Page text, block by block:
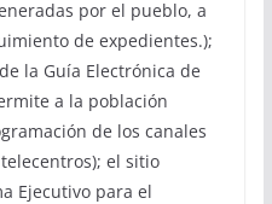
por el pueblo, a
de expedientes.);
la Guía Electrónica de
a la población
de los canales
el sitio
Ejecutivo para el